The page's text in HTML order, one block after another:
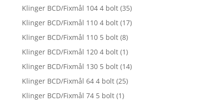
Klinger BCD/Fixmål 104 4 bolt (35)
Klinger BCD/Fixmål 110 4 bolt (17)
Klinger BCD/Fixmål 110 5 bolt (8)
Klinger BCD/Fixmål 120 4 bolt (1)
Klinger BCD/Fixmål 130 5 bolt (14)
Klinger BCD/Fixmål 64 4 bolt (25)
Klinger BCD/Fixmål 74 5 bolt (1)